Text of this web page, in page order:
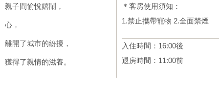
親子間愉悅嬉鬧，
心，
離開了城市的紛擾，
獲得了親情的滋養。
＊客房使用須知：
1.禁止攜帶寵物 2.全面禁煙
入住時間：16:00後
退房時間：11:00前